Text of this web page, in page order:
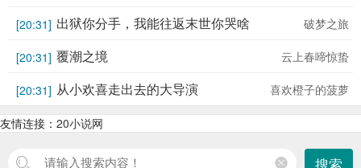
[20:31] 破梦之旅
出狱你分手，我能往返末世你哭啥
[20:31] 云上春啼惊蛰
覆潮之境
[20:31] 喜欢橙子的菠萝
从小欢喜走出去的大导演
友情连接： 20小说网
搜索